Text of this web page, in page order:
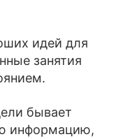
идей для
занятия
бывает
информацию,